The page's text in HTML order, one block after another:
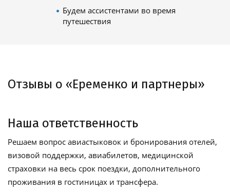
Будем ассистентами во время
путешествия
Отзывы о «Еременко и партнеры»
Наша ответственность
Решаем вопрос авиастыковок и бронирования отелей,
визовой поддержки, авиабилетов, медицинской
страховки на весь срок поездки, дополнительного
проживания в гостиницах и трансфера.